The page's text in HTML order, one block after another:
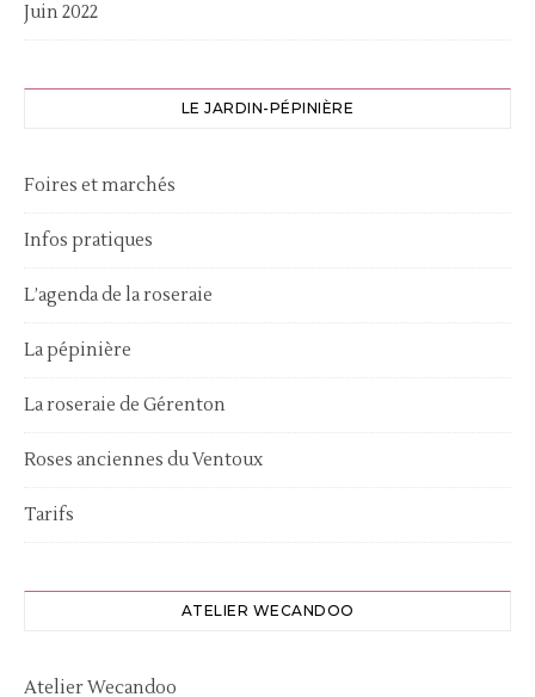
Juin 2022
LE JARDIN-PÉPINIÈRE
Foires et marchés
Infos pratiques
L’agenda de la roseraie
La pépinière
La roseraie de Gérenton
Roses anciennes du Ventoux
Tarifs
ATELIER WECANDOO
Atelier Wecandoo